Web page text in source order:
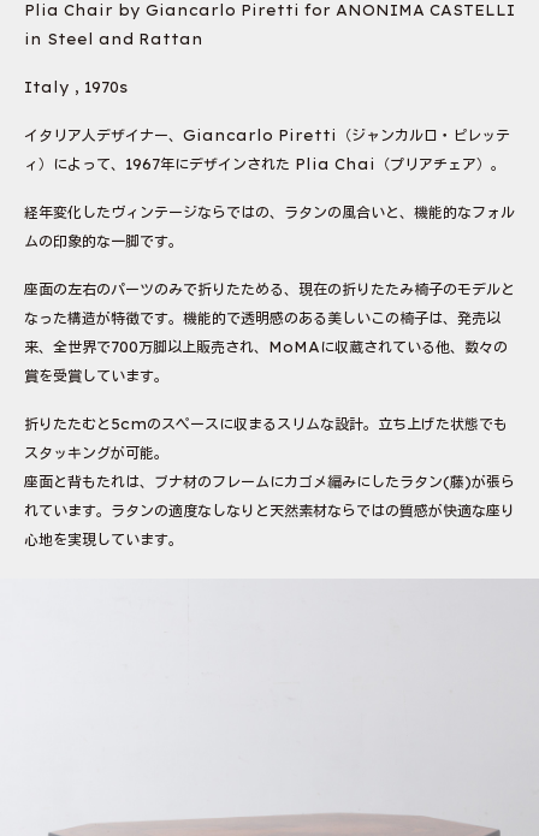
Plia Chair by Giancarlo Piretti for ANONIMA CASTELLI
in Steel and Rattan
Italy , 1970s
イタリア人デザイナー、Giancarlo Piretti（ジャンカルロ・ピレッテ
ィ）によって、1967年にデザインされた Plia Chai（プリアチェア）。
経年変化したヴィンテージならではの、ラタンの風合いと、機能的なフォル
ムの印象的な一脚です。
座面の左右のパーツのみで折りたためる、現在の折りたたみ椅子のモデルと
なった構造が特徴です。機能的で透明感のある美しいこの椅子は、発売以
来、全世界で700万脚以上販売され、MoMAに収蔵されている他、数々の
賞を受賞しています。
折りたたむと5cmのスペースに収まるスリムな設計。立ち上げた状態でも
スタッキングが可能。
座面と背もたれは、ブナ材のフレームにカゴメ編みにしたラタン(藤)が張ら
れています。ラタンの適度なしなりと天然素材ならではの質感が快適な座り
心地を実現しています。